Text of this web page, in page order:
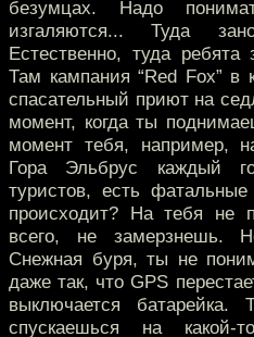
безумцах. Надо
изгаляются... Туда
Естественно, туда
Там кампания “Red Fox” в
спасательный приют на
момент, когда ты
момент тебя, например,
Гора Эльбрус каждый
туристов, есть
происходит? На тебя не
всего, не замерзнешь.
Снежная буря, ты не
даже так, что GPS
выключается
спускаешься на какой-